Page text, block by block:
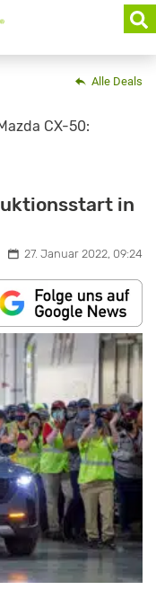
Alle Deals
CX-50:
in
27. Januar 2022, 09:24